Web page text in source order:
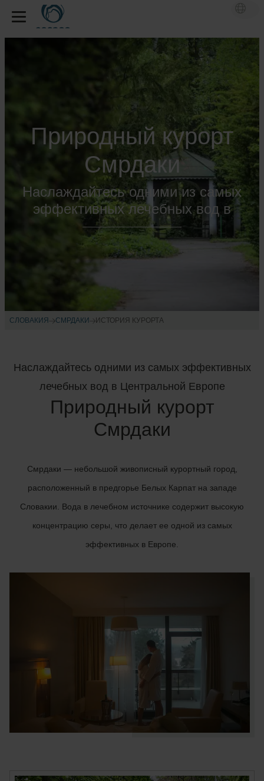
Природный курорт
Смрдаки
Наслаждайтесь одними из самых
эффективных лечебных вод в
СЛОВАКИЯ СМРДАКИ ИСТОРИЯ КУРОРТА
Наслаждайтесь одними из самых эффективных
лечебных вод в Центральной Европе
Природный курорт
Смрдаки
Смрдаки — небольшой живописный курортный город,
расположенный в предгорье Белых Карпат на западе
Словакии. Вода в лечебном источнике содержит высокую
концентрацию серы, что делает ее одной из самых
эффективных в Европе.